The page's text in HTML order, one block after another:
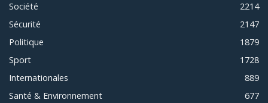
Société
2214
Sécurité
2147
Politique
1879
Sport
1728
Internationales
889
Santé & Environnement
677